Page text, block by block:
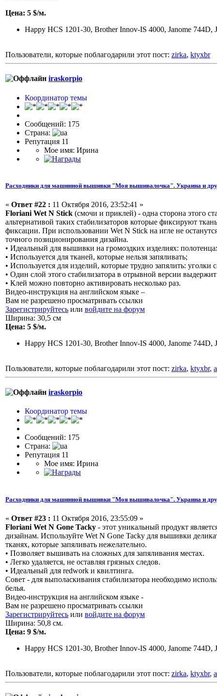
Цена: 5 $/м.
Happy HCS 1201-30, Brother Innov-IS 4000, Janome 744D,
Пользователи, которые поблагодарили этот пост: zirka, ktyxbr
iraskorpio
Координатор темы
Сообщений: 175
Страна:
Репутация 11
Мое имя: Ирина
Расходники для машинной вышивки "Моя вышивалочка". Украина и
« Ответ #22 : 11 Октября 2016, 23:52:41 »
Floriani Wet N Stick (смочи и приклей) - одна сторона этого
альтернативой таких стабилизаторов которые фиксируют
фиксации. При использовании Wet N Stick на игле не
точного позиционирования дизайна.
• Идеальный для вышивки на громоздких изделиях:
• Используется для тканей, которые нельзя запяливать;
• Используется для изделий, которые трудно запялить:
• Один слой этого стабилизатора в отрывной версии
• Клей можно повторно активировать несколько раз.
Видео-инструкция на английском языке –
Вам не разрешено просматривать ссылки
Зарегистрируйтесь или войдите на форум
Ширина: 30,5 см
Цена: 5 $/м.
Happy HCS 1201-30, Brother Innov-IS 4000, Janome 744D,
Пользователи, которые поблагодарили этот пост: zirka, ktyxbr,
iraskorpio
Координатор темы
Сообщений: 175
Страна:
Репутация 11
Мое имя: Ирина
Расходники для машинной вышивки "Моя вышивалочка". Украина и
« Ответ #23 : 11 Октября 2016, 23:55:09 »
Floriani Wet N Gone Tacky - этот уникальный продукт
дизайнам. Используйте Wet N Gone Tacky для вышивки
тканях, которые запяливать нежелательно.
• Позволяет вышивать на сложных для запяливания местах.
• Легко удаляется, не оставляя грязных следов.
• Идеальный для redwork и квилтинга.
Совет - для выполаскивания стабилизатора необходимо
белья.
Видео-инструкция на английском языке -
Вам не разрешено просматривать ссылки
Зарегистрируйтесь или войдите на форум
Ширина: 50,8 см.
Цена: 9 $/м.
Happy HCS 1201-30, Brother Innov-IS 4000, Janome 744D,
Пользователи, которые поблагодарили этот пост: zirka, ktyxbr,